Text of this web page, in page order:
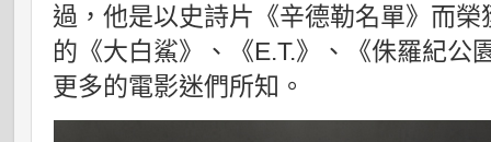
過，他是以史詩片《辛德勒名單》而
的《大白鯊》、《E.T.》、《侏羅紀公
更多的電影迷們所知。